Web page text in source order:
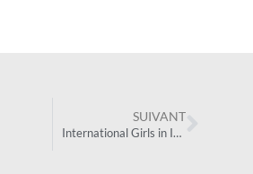
SUIVANT
International Girls in ICT day